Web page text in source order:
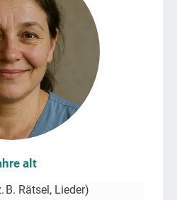
alt
B. Rätsel, Lieder)